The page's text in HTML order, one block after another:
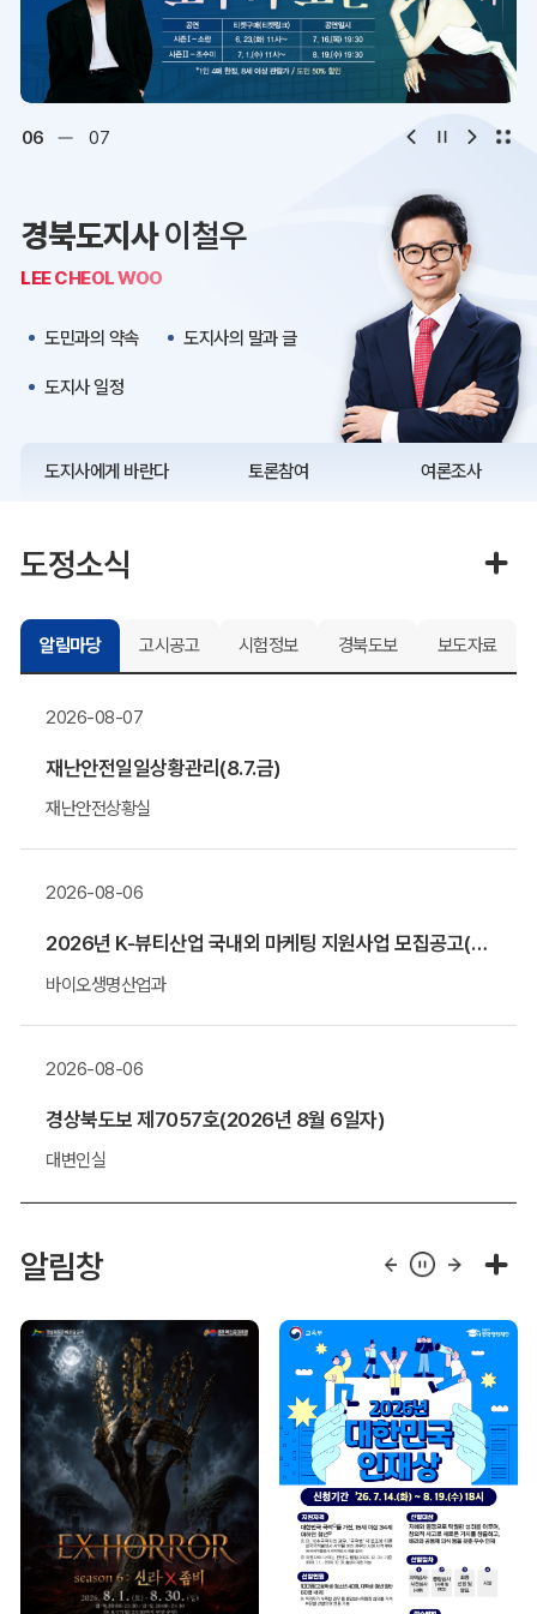
디지털아카이브 문화·관광
오시는 길
K보듬 6000
정보공개
06 07
경북도지사이철우
LEE CHEOL WOO
도민과의 약속 도지사의 말과 글
도지사 일정
도지사에게 바란다 토론참여 여론조사
도정소식
알림마당 고시공고 시험정보 경북도보 보도자료
2026-08-07
재난안전일일상황관리(8.7.금)
재난안전상황실
2026-08-06
2026년 K-뷰티산업 국내외 마케팅 지원사업 모집공고(말레이시아&우즈베키스탄 공동관)
바이오생명산업과
2026-08-06
경상북도보 제7057호(2026년 8월 6일자)
대변인실
알림창